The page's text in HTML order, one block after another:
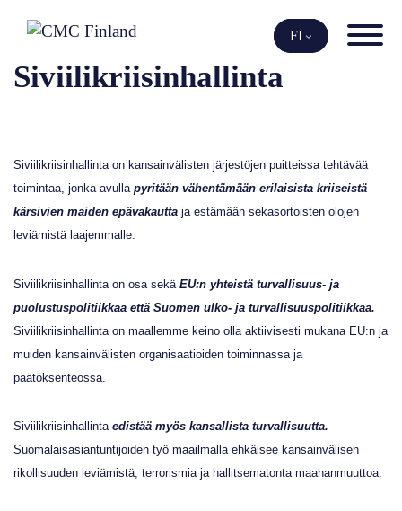
sisältöön
FI
Siviilikriisinhallinta
Siviilikriisinhallinta on kansainvälisten järjestöjen puitteissa tehtävää
toimintaa, jonka avulla pyritään vähentämään erilaisista kriiseistä
kärsivien maiden epävakautta ja estämään sekasortoisten olojen
leviämistä laajemmalle.
Siviilikriisinhallinta on osa sekä EU:n yhteistä turvallisuus- ja
puolustuspolitiikkaa että Suomen ulko- ja turvallisuuspolitiikkaa.
Siviilikriisinhallinta on maallemme keino olla aktiivisesti mukana EU:n ja
muiden kansainvälisten organisaatioiden toiminnassa ja
päätöksenteossa.
Siviilikriisinhallinta edistää myös kansallista turvallisuutta.
Suomalaisasiantuntijoiden työ maailmalla ehkäisee kansainvälisen
rikollisuuden leviämistä, terrorismia ja hallitsematonta maahanmuuttoa.